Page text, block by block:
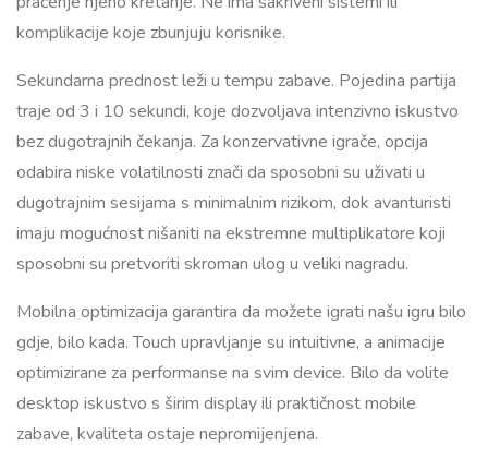
komplikacije koje zbunjuju korisnike.
Sekundarna prednost leži u tempu zabave. Pojedina partija
traje od 3 i 10 sekundi, koje dozvoljava intenzivno iskustvo
bez dugotrajnih čekanja. Za konzervativne igrače, opcija
odabira niske volatilnosti znači da sposobni su uživati u
dugotrajnim sesijama s minimalnim rizikom, dok avanturisti
imaju mogućnost nišaniti na ekstremne multiplikatore koji
sposobni su pretvoriti skroman ulog u veliki nagradu.
Mobilna optimizacija garantira da možete igrati našu igru bilo
gdje, bilo kada. Touch upravljanje su intuitivne, a animacije
optimizirane za performanse na svim device. Bilo da volite
desktop iskustvo s širim display ili praktičnost mobile
zabave, kvaliteta ostaje nepromijenjena.